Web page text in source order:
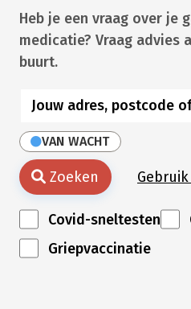
Heb je een vraag over je
medicatie? Vraag advies
buurt.
VAN WACHT
Zoeken
Covid-sneltesten
Griepvaccinatie